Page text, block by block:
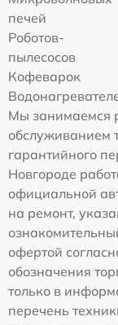
печей
Роботов-
пылесосов
Кофеварок
Мы занимаемся
обслуживанием
гарантийного
Новгороде
официальной
на ремонт,
офертой
обозначения
только в
перечень